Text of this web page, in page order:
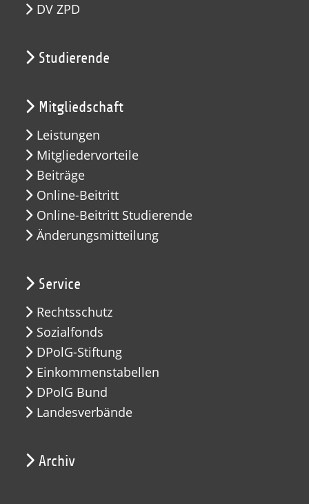
DV ZPD
Studierende
Mitgliedschaft
Leistungen
Mitgliedervorteile
Beiträge
Online-Beitritt
Online-Beitritt Studierende
Änderungsmitteilung
Service
Rechtsschutz
Sozialfonds
DPolG-Stiftung
Einkommenstabellen
DPolG Bund
Landesverbände
Archiv